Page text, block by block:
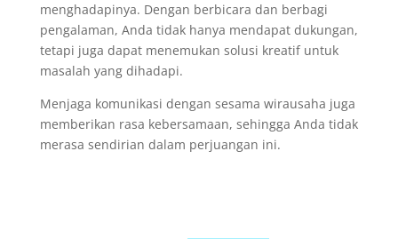
menghadapinya. Dengan berbicara dan berbagi
pengalaman, Anda tidak hanya mendapat dukungan,
tetapi juga dapat menemukan solusi kreatif untuk
masalah yang dihadapi.
Menjaga komunikasi dengan sesama wirausaha juga
memberikan rasa kebersamaan, sehingga Anda tidak
merasa sendirian dalam perjuangan ini.